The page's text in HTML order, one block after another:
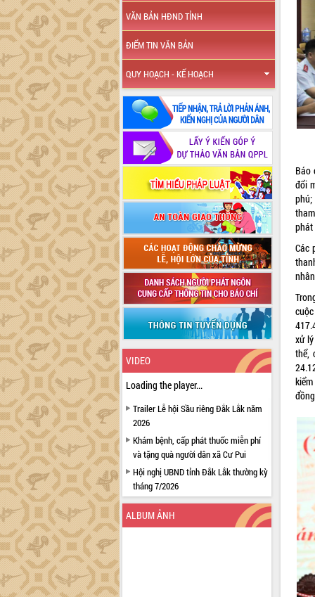
VĂN BẢN HĐND TỈNH
ĐIỂM TIN VĂN BẢN
QUY HOẠCH - KẾ HOẠCH
VIDEO
Loading the player...
Trailer Lễ hội Sầu riêng Đắk Lắk năm
2026
Khám bệnh, cấp phát thuốc miễn phí
và tặng quà người dân xã Cư Pui
Hội nghị UBND tỉnh Đắk Lắk thường kỳ
tháng 7/2026
Lễ truy tặng danh hiệu “Bà Mẹ Việt
Nam Anh hùng” và trao Huân chương
Lao động
ALBUM ẢNH
Báo
đổi
phú;
phát
Các
xử
thể,